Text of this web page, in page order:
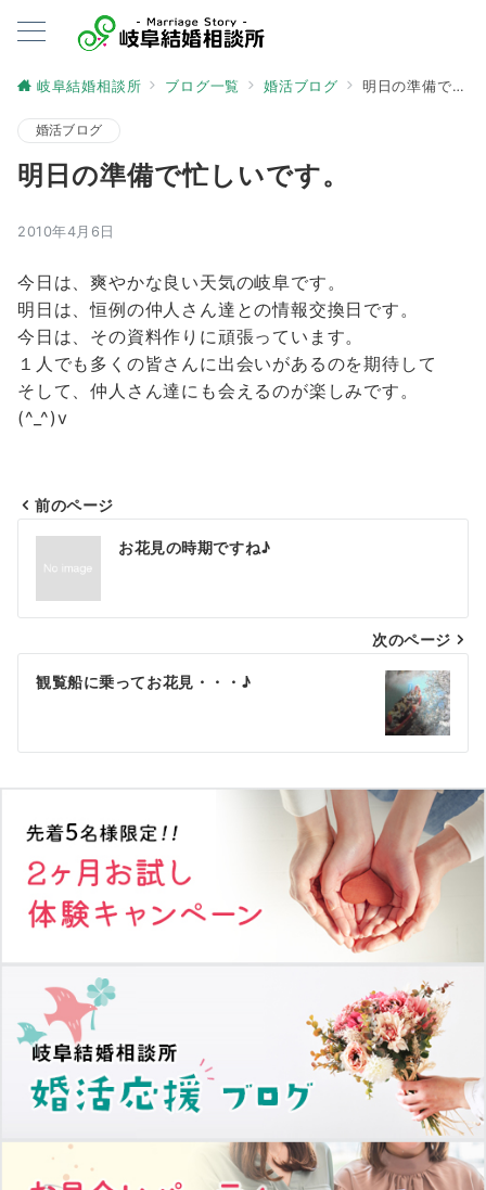
岐阜結婚相談所 ブログ一覧 婚活ブログ 明日の準備で忙しいです。
婚活ブログ
明日の準備で忙しいです。
2010年4月6日
今日は、爽やかな良い天気の岐阜です。
明日は、恒例の仲人さん達との情報交換日です。
今日は、その資料作りに頑張っています。
１人でも多くの皆さんに出会いがあるのを期待して
そして、仲人さん達にも会えるのが楽しみです。
(^_^)v
投
ナ
ビ
ゲ
シ
ョ
ン
前のページ
お花見の時期ですね♪
次のページ
観覧船に乗ってお花見・・・♪